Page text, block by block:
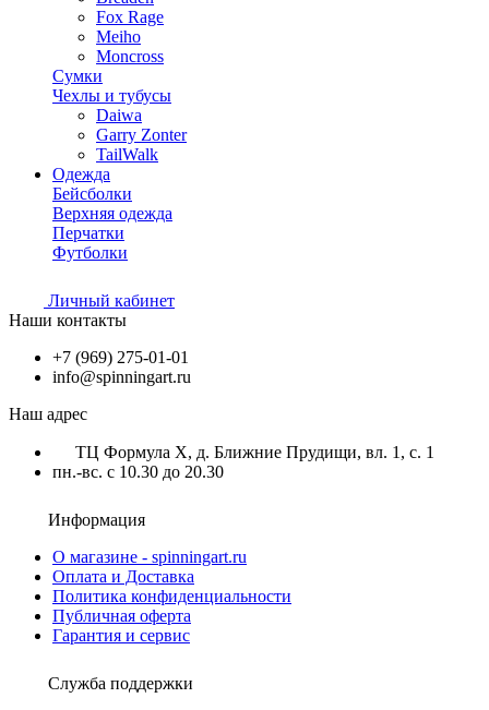
Fox Rage
Meiho
Moncross
Сумки
Чехлы и тубусы
Daiwa
Garry Zonter
TailWalk
Одежда
Бейсболки
Верхняя одежда
Перчатки
Футболки
Личный кабинет
Наши контакты
+7 (969) 275-01-01
info@spinningart.ru
Наш адрес
ТЦ Формула X, д. Ближние Прудищи, вл. 1, с. 1
пн.-вс. с 10.30 до 20.30
Информация
О магазине - spinningart.ru
Оплата и Доставка
Политика конфиденциальности
Публичная оферта
Гарантия и сервис
Служба поддержки